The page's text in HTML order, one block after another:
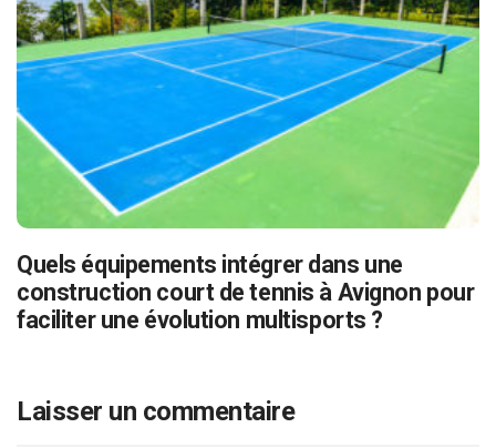
Quels équipements intégrer dans une
construction court de tennis à Avignon pour
faciliter une évolution multisports ?
Laisser un commentaire